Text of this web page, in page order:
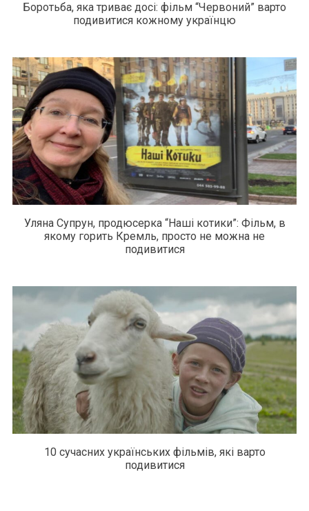
Боротьба, яка триває досі: фільм “Червоний” варто
подивитися кожному українцю
Уляна Супрун, продюсерка “Наші котики”: Фільм, в
якому горить Кремль, просто не можна не
подивитися
10 сучасних українських фільмів, які варто
подивитися